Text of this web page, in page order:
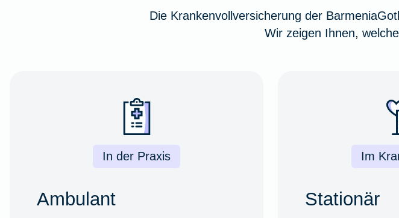
Die Krankenvollversicherung der
Wir zeigen Ihnen,
In der Praxis
Ambulant
Im
Stationär